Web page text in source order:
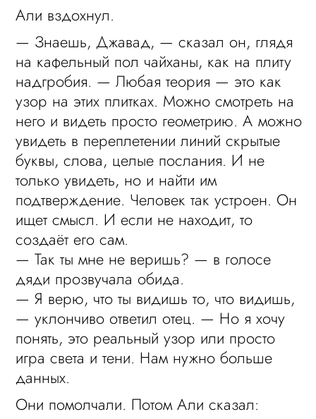
Али вздохнул.
— Знаешь, Джавад, — сказал он, глядя
на кафельный пол чайханы, как на плиту
надгробия. — Любая теория — это как
узор на этих плитках. Можно смотреть на
него и видеть просто геометрию. А можно
увидеть в переплетении линий скрытые
буквы, слова, целые послания. И не
только увидеть, но и найти им
подтверждение. Человек так устроен. Он
ищет смысл. И если не находит, то
создаёт его сам.
— Так ты мне не веришь? — в голосе
дяди прозвучала обида.
— Я верю, что ты видишь то, что видишь,
— уклончиво ответил отец. — Но я хочу
понять, это реальный узор или просто
игра света и тени. Нам нужно больше
данных.
Они помолчали. Потом Али сказал: